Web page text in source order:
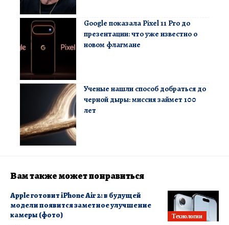
Google показала Pixel 11 Pro до
презентации: что уже известно о
новом флагмане
Ученые нашли способ добраться до
черной дыры: миссия займет 100
лет
Вам также может понравиться
Технологии
Apple готовит iPhone Air 2: в будущей
модели появится заметное улучшение
камеры (фото)